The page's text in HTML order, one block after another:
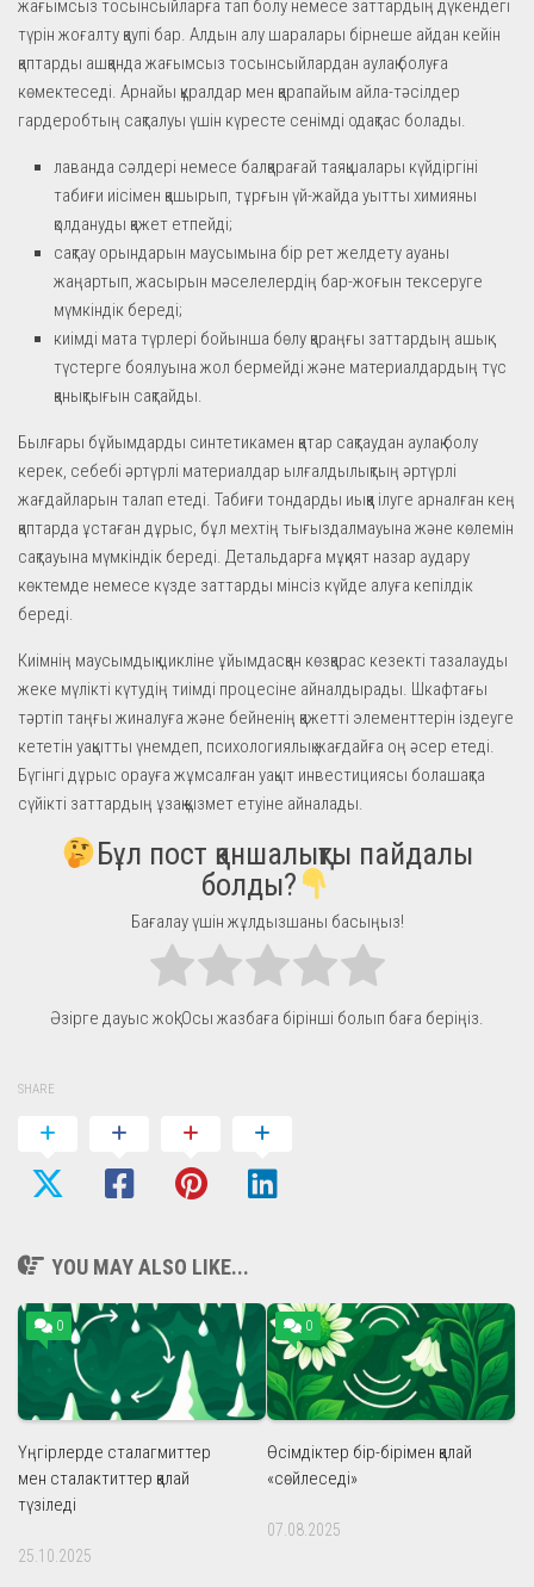
жағымсыз тосынсыйларға тап болу немесе заттардың дүкендегі
түрін жоғалту қаупі бар. Алдын алу шаралары бірнеше айдан кейін
қаптарды ашқанда жағымсыз тосынсыйлардан аулақ болуға
көмектеседі. Арнайы құралдар мен қарапайым айла-тәсілдер
гардеробтың сақталуы үшін күресте сенімді одақтас болады.
лаванда сәлдері немесе балқарағай таяқшалары күйдіргіні
табиғи иісімен қашырып, тұрғын үй-жайда уытты химияны
қолдануды қажет етпейді;
сақтау орындарын маусымына бір рет желдету ауаны
жаңартып, жасырын мәселелердің бар-жоғын тексеруге
мүмкіндік береді;
киімді мата түрлері бойынша бөлу қараңғы заттардың ашық
түстерге боялуына жол бермейді және материалдардың түс
қанықтығын сақтайды.
Былғары бұйымдарды синтетикамен қатар сақтаудан аулақ болу
керек, себебі әртүрлі материалдар ылғалдылықтың әртүрлі
жағдайларын талап етеді. Табиғи тондарды иыққа ілуге арналған кең
қаптарда ұстаған дұрыс, бұл мехтің тығыздалмауына және көлемін
сақтауына мүмкіндік береді. Детальдарға мұқият назар аудару
көктемде немесе күзде заттарды мінсіз күйде алуға кепілдік
береді.
Киімнің маусымдық цикліне ұйымдасқан көзқарас кезекті тазалауды
жеке мүлікті күтудің тиімді процесіне айналдырады. Шкафтағы
тәртіп таңғы жиналуға және бейненің қажетті элементтерін іздеуге
кететін уақытты үнемдеп, психологиялық жағдайға оң әсер етеді.
Бүгінгі дұрыс орауға жұмсалған уақыт инвестициясы болашақта
сүйікті заттардың ұзақ қызмет етуіне айналады.
Бұл пост қаншалықты пайдалы
болды?
Бағалау үшін жұлдызшаны басыңыз!
Әзірге дауыс жоқ! Осы жазбаға бірінші болып баға беріңіз.
SHARE
YOU MAY ALSO LIKE...
0
Үңгірлерде сталагмиттер
мен сталактиттер қалай
түзіледі
25.10.2025
0
Өсімдіктер бір-бірімен қалай
«сөйлеседі»
07.08.2025